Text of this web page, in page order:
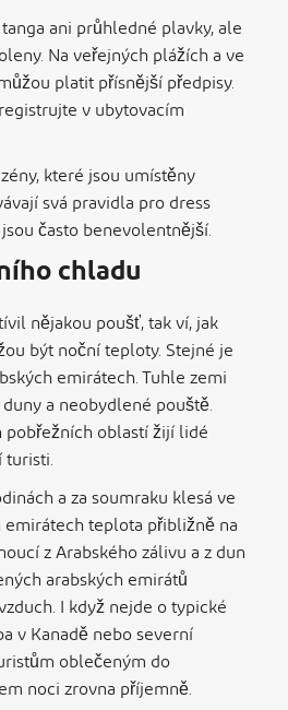
ani průhledné plavky, ale
Na veřejných plážích a ve
platit přísnější předpisy.
v ubytovacím
které jsou umístěny
svá pravidla pro dress
často benevolentnější.
chladu
nějakou poušť, tak ví, jak
být noční teploty. Stejné je
emirátech. Tuhle zemi
a neobydlené pouště.
oblastí žijí lidé
a za soumraku klesá ve
teplota přibližně na
z Arabského zálivu a z dun
arabských emirátů
I když nejde o typické
v Kanadě nebo severní
oblečeným do
noci zrovna příjemně.